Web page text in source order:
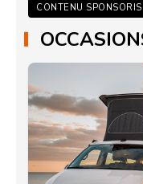
CONTENU